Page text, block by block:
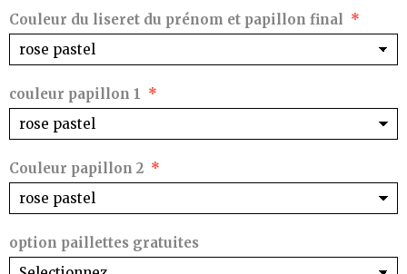
Couleur du liseret du prénom et papillon final
couleur papillon 1
Couleur papillon 2
option paillettes gratuites